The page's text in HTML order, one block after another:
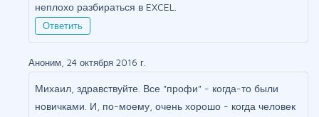
неплохо разбираться в EXCEL.
Ответить
Аноним, 24 октября 2016 г.
Михаил, здравствуйте. Все "профи" - когда-то были
новичками. И, по-моему, очень хорошо - когда человек